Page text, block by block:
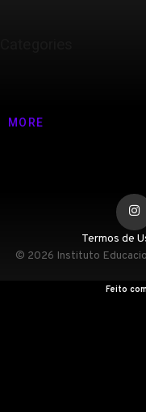
MORE
Termos de
© 2026 Instituto
Feito com